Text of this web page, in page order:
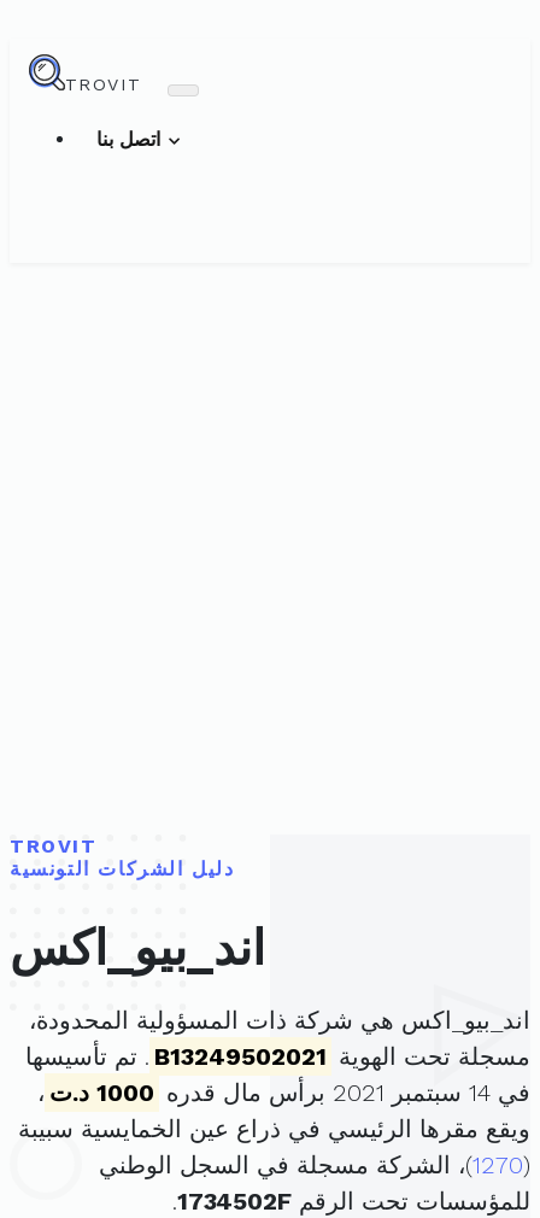
TROVIT
TROVIT
دليل الشركات التونسية
اند_بيو_اكس
اند_بيو_اكس هي شركة ذات المسؤولية المحدودة،
مسجلة تحت الهوية B13249502021 . تم تأسيسها
في 14 سبتمبر 2021 برأس مال قدره
1000 د.ت
،
ويقع مقرها الرئيسي في ذراع عين الخمايسية سبيبة
(
1270)، الشركة مسجلة في السجل الوطني
للمؤسسات تحت الرقم 1734502F
.